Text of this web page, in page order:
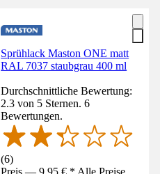
Sprühlack Maston ONE matt
RAL 7037 staubgrau 400 ml
Durchschnittliche Bewertung:
2.3 von 5 Sternen. 6
Bewertungen.
(6)